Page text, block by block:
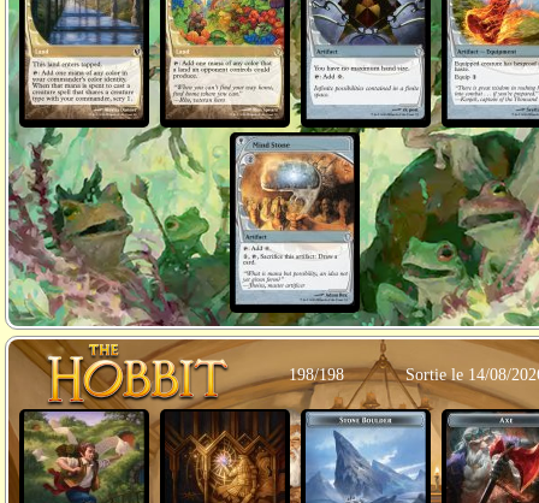
198/198 Sortie le 14/08/